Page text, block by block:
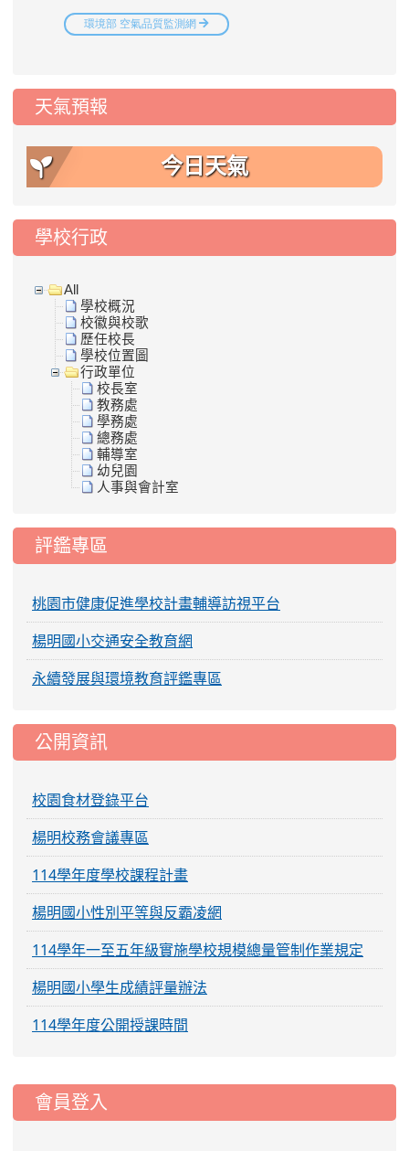
天氣預報
今日天氣
學校行政
All
學校概況
校徽與校歌
歷任校長
學校位置圖
行政單位
校長室
教務處
學務處
總務處
輔導室
幼兒園
人事與會計室
評鑑專區
桃園市健康促進學校計畫輔導訪視平台
楊明國小交通安全教育網
永續發展與環境教育評鑑專區
公開資訊
校園食材登錄平台
楊明校務會議專區
114學年度學校課程計畫
楊明國小性別平等與反霸凌網
114學年一至五年級實施學校規模總量管制作業規定
楊明國小學生成績評量辦法
114學年度公開授課時間
::: 會員登入